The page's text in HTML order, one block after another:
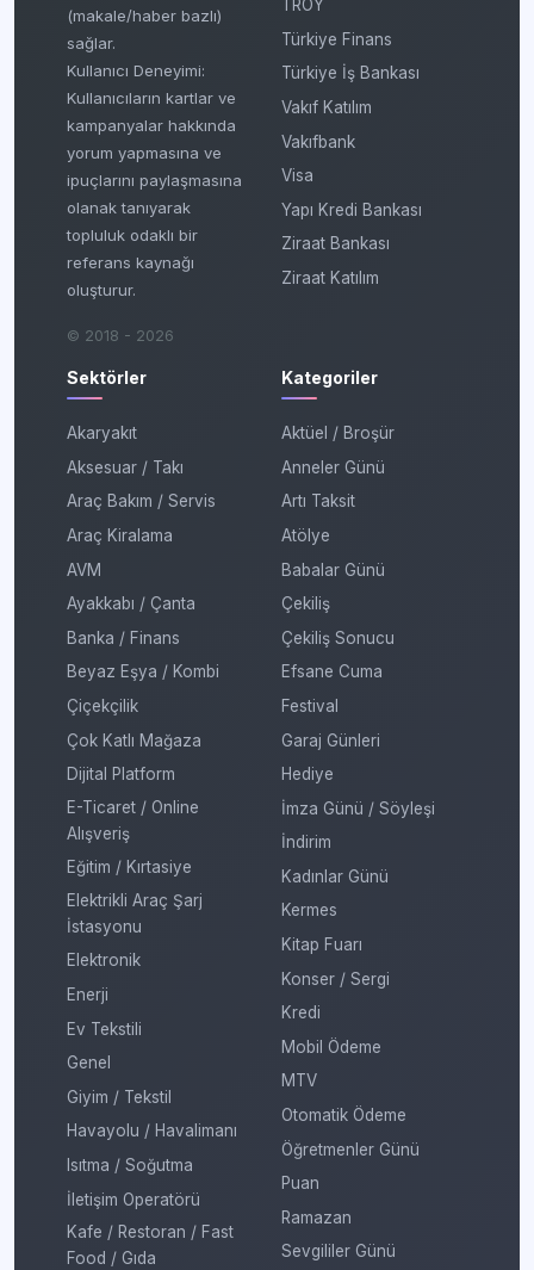
(makale/haber bazlı)
sağlar.
Kullanıcı Deneyimi:
Kullanıcıların kartlar ve
kampanyalar hakkında
yorum yapmasına ve
ipuçlarını paylaşmasına
olanak tanıyarak
topluluk odaklı bir
referans kaynağı
oluşturur.
© 2018 - 2026
TROY
Türkiye Finans
Türkiye İş Bankası
Vakıf Katılım
Vakıfbank
Visa
Yapı Kredi Bankası
Ziraat Bankası
Ziraat Katılım
Sektörler
Akaryakıt
Aksesuar / Takı
Araç Bakım / Servis
Araç Kiralama
AVM
Ayakkabı / Çanta
Banka / Finans
Beyaz Eşya / Kombi
Çiçekçilik
Çok Katlı Mağaza
Dijital Platform
E-Ticaret / Online
Alışveriş
Eğitim / Kırtasiye
Elektrikli Araç Şarj
İstasyonu
Elektronik
Enerji
Ev Tekstili
Genel
Giyim / Tekstil
Havayolu / Havalimanı
Isıtma / Soğutma
İletişim Operatörü
Kafe / Restoran / Fast
Food / Gıda
Kategoriler
Aktüel / Broşür
Anneler Günü
Artı Taksit
Atölye
Babalar Günü
Çekiliş
Çekiliş Sonucu
Efsane Cuma
Festival
Garaj Günleri
Hediye
İmza Günü / Söyleşi
İndirim
Kadınlar Günü
Kermes
Kitap Fuarı
Konser / Sergi
Kredi
Mobil Ödeme
MTV
Otomatik Ödeme
Öğretmenler Günü
Puan
Ramazan
Sevgililer Günü